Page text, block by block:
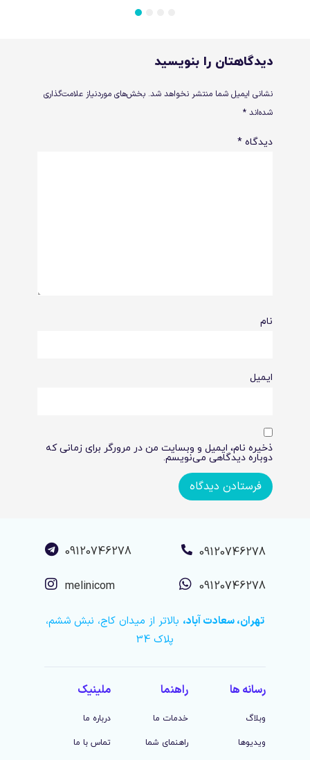
1
دیدگاهتان را بنویسید
نشانی ایمیل شما منتشر نخواهد شد. بخش‌های موردنیاز علامت‌گذاری
شده‌اند *
دیدگاه *
نام
ایمیل
ذخیره نام، ایمیل و وبسایت من در مرورگر برای زمانی که
دوباره دیدگاهی می‌نویسم.
09120746278
09120746278
09120746278
melinicom
تهران، سعادت آباد، بالاتر از میدان کاج، نبش ششم،
پلاک 34
رسانه ها
وبلاگ
ویدیوها
راهنما
خدمات ما
راهنمای شما
ملینیک
درباره ما
تماس با ما